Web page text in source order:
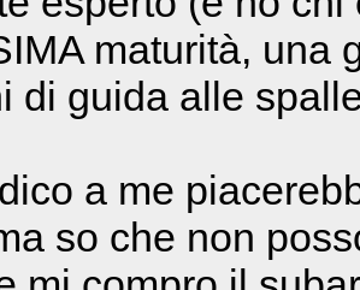
maturità, una
di guida alle
a me
so che non